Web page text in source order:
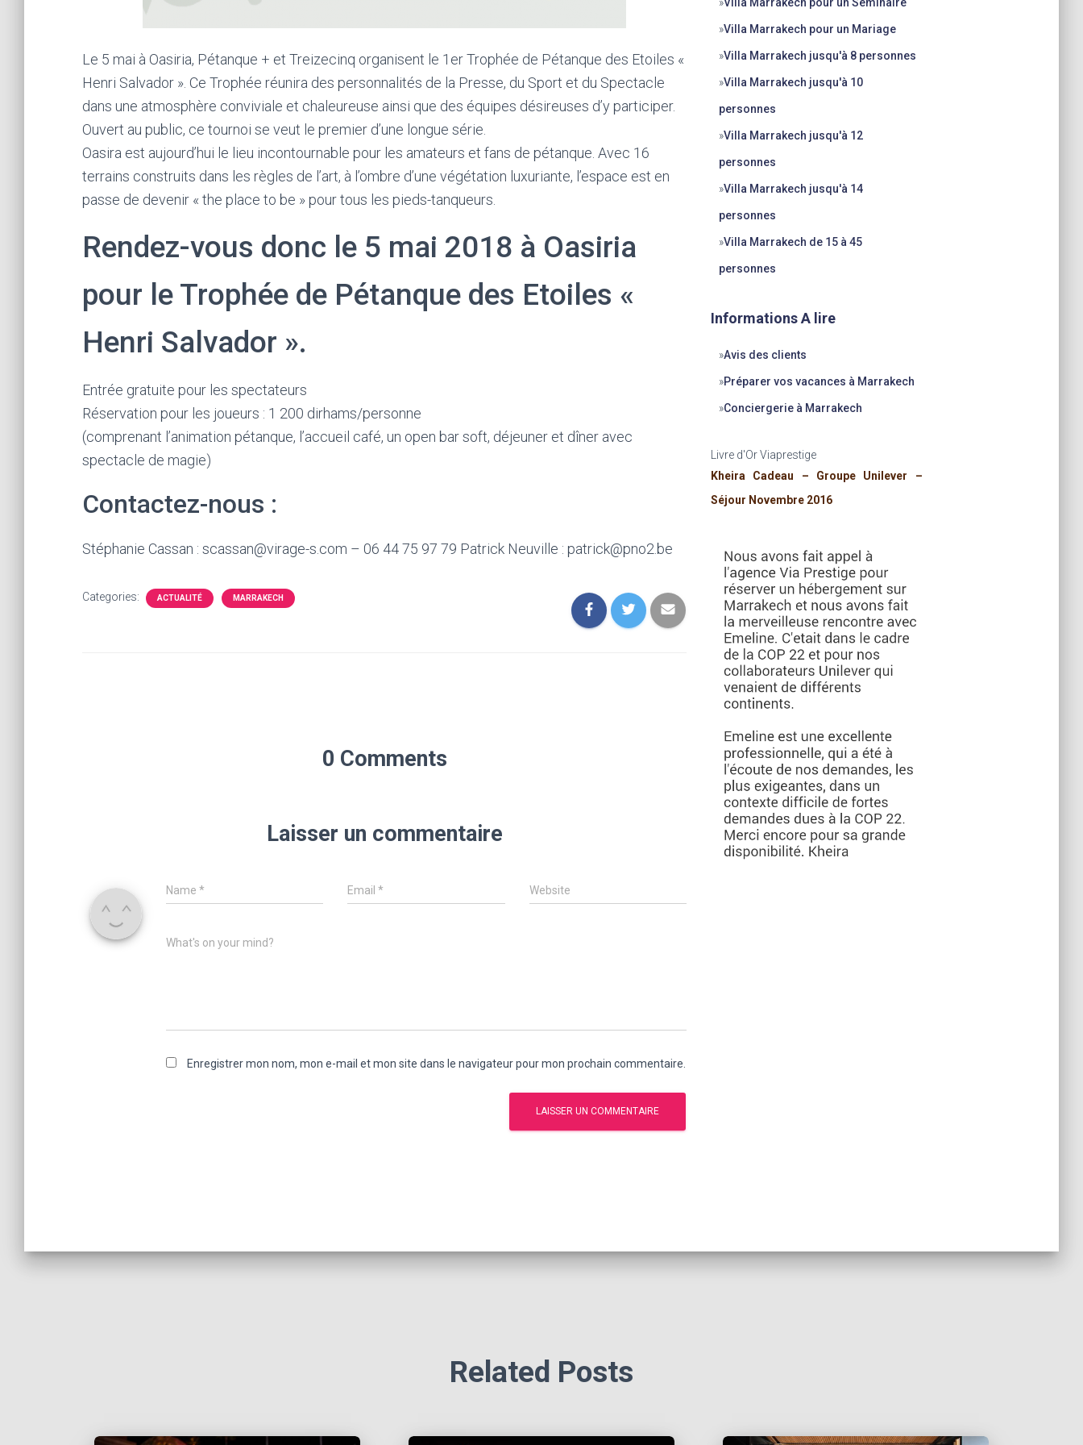
Le 5 mai à Oasiria, Pétanque + et Treizecinq organisent le 1er Trophée de Pétanque des Etoiles «
Henri Salvador ». Ce Trophée réunira des personnalités de la Presse, du Sport et du Spectacle
dans une atmosphère conviviale et chaleureuse ainsi que des équipes désireuses d’y participer.
Ouvert au public, ce tournoi se veut le premier d’une longue série.
Oasira est aujourd’hui le lieu incontournable pour les amateurs et fans de pétanque. Avec 16
terrains construits dans les règles de l’art, à l’ombre d’une végétation luxuriante, l’espace est en
passe de devenir « the place to be » pour tous les pieds-tanqueurs.
Rendez-vous donc le 5 mai 2018 à Oasiria
pour le Trophée de Pétanque des Etoiles «
Henri Salvador ».
Entrée gratuite pour les spectateurs
Réservation pour les joueurs : 1 200 dirhams/personne
(comprenant l’animation pétanque, l’accueil café, un open bar soft, déjeuner et dîner avec
spectacle de magie)
Contactez-nous :
Stéphanie Cassan : scassan@virage-s.com – 06 44 75 97 79 Patrick Neuville : patrick@pno2.be
Categories: ACTUALITÉ MARRAKECH
0 Comments
Laisser un commentaire
Name * Email* Website
What's on your mind?
Enregistrer mon nom, mon e-mail et mon site dans le navigateur pour mon prochain commentaire.
»Villa Marrakech pour un Mariage
»Villa Marrakech jusqu'à 8 personnes
»Villa Marrakech jusqu'à 10
personnes
»Villa Marrakech jusqu'à 12
personnes
»Villa Marrakech jusqu'à 14
personnes
»Villa Marrakech de 15 à 45
personnes
Informations A lire
»Avis des clients
»Préparer vos vacances à Marrakech
»Conciergerie à Marrakech
Livre d'Or Viaprestige
Kheira Cadeau – Groupe Unilever –
Séjour Novembre 2016
Related Posts